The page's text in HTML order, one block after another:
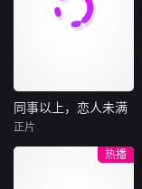
旋，共历险阻，破
解重重困境。
错节、暗潮涌动。
“天字第二号逃犯”
安。不料，他们的
护送对象竟是“天字
郎……天下熙熙皆
同事以上，恋人未满
同事以上，恋人未满
正片
热播